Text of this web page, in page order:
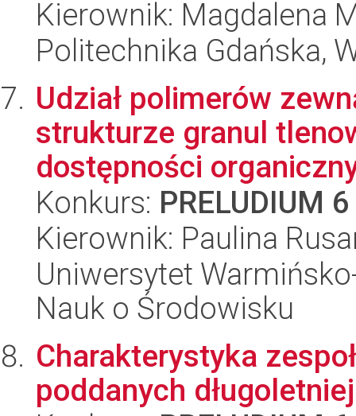
Kierownik: Magdalena
Politechnika Gdańska,
Udział polimerów
strukturze granul
dostępności
Konkurs: PRELUDIUM 6
Kierownik: Paulina
Uniwersytet
Nauk o Środowisku
Charakterystyka
poddanych